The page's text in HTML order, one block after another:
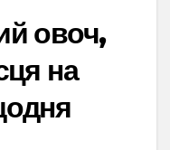
овоч,
на